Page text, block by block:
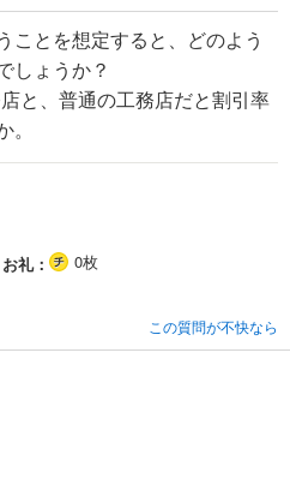
ことを想定すると、どのよう
しょうか？
と、普通の工務店だと割引率
お礼
0枚
この質問が不快なら